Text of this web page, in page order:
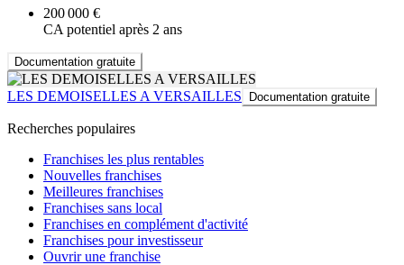
200 000 €
CA potentiel après 2 ans
Documentation gratuite
LES DEMOISELLES A VERSAILLES Documentation gratuite
Recherches populaires
Franchises les plus rentables
Nouvelles franchises
Meilleures franchises
Franchises sans local
Franchises en complément d'activité
Franchises pour investisseur
Ouvrir une franchise